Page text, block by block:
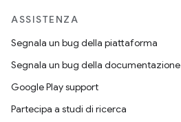
ASSISTENZA
Segnala un bug della piattaforma
Segnala un bug della documentazione
Google Play support
Partecipa a studi di ricerca